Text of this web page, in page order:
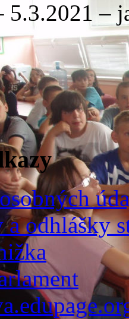
5.3.2021 –
a odhlášky